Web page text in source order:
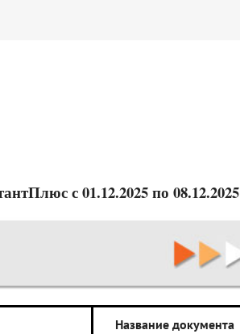
с 01.12.2025 по 08.12.2025
Название документа